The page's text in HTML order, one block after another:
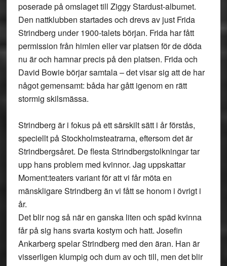
poserade på omslaget till Ziggy Stardust-albumet.
Den nattklubben startades och drevs av just Frida
Strindberg under 1900-talets början. Frida har fått
permission från himlen eller var platsen för de döda
nu är och hamnar precis på den platsen. Frida och
David Bowie börjar samtala – det visar sig att de har
något gemensamt: båda har gått igenom en rätt
stormig skilsmässa.
Strindberg är i fokus på ett särskilt sätt i år förstås,
speciellt på Stockholmsteatrarna, eftersom det är
Strindbergsåret. De flesta Strindbergstolkningar tar
upp hans problem med kvinnor. Jag uppskattar
Moment:teaters variant för att vi får möta en
mänskligare Strindberg än vi fått se honom i övrigt i
år.
Det blir nog så när en ganska liten och späd kvinna
får på sig hans svarta kostym och hatt. Josefin
Ankarberg spelar Strindberg med den äran. Han är
visserligen klumpig och dum av och till, men det blir